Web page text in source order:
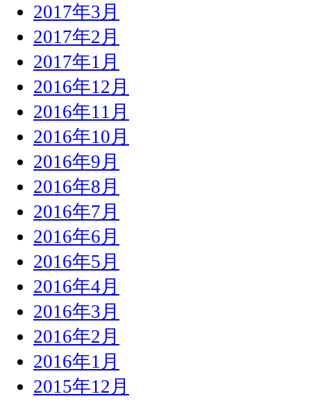
2017年3月
2017年2月
2017年1月
2016年12月
2016年11月
2016年10月
2016年9月
2016年8月
2016年7月
2016年6月
2016年5月
2016年4月
2016年3月
2016年2月
2016年1月
2015年12月